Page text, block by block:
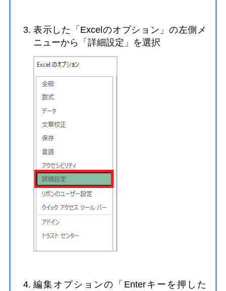
表示した「Excelのオプション」の左側メ
ニューから「詳細設定」を選択
編集オプションの「Enterキーを押した